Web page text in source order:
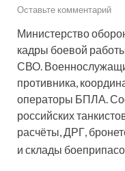
Оставьте комментарий
Министерство
кадры боевой
СВО.
противника,
операторы БПЛА.
российских
расчёты, ДРГ,
и склады